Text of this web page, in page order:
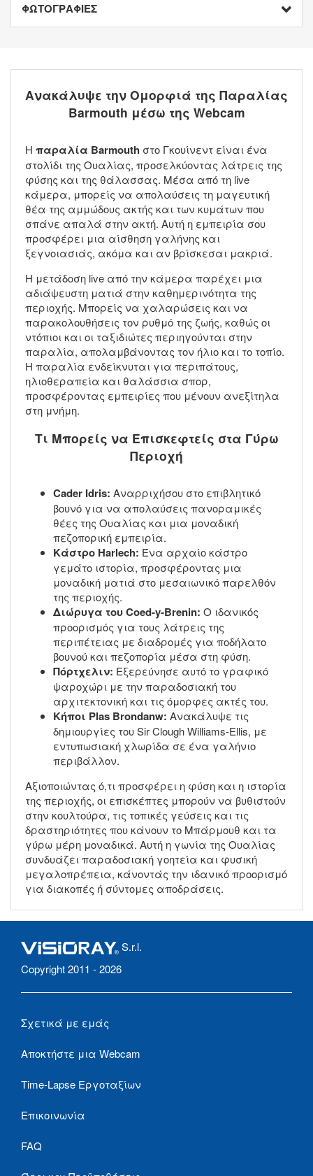
ΦΩΤΟΓΡΑΦΙΕΣ
Ανακάλυψε την Ομορφιά της Παραλίας
Barmouth μέσω της Webcam
Η παραλία Barmouth στο Γκουίνεντ είναι ένα
στολίδι της Ουαλίας, προσελκύοντας λάτρεις της
φύσης και της θάλασσας. Μέσα από τη live
κάμερα, μπορείς να απολαύσεις τη μαγευτική
θέα της αμμώδους ακτής και των κυμάτων που
σπάνε απαλά στην ακτή. Αυτή η εμπειρία σου
προσφέρει μια αίσθηση γαλήνης και
ξεγνοιασιάς, ακόμα και αν βρίσκεσαι μακριά.
Η μετάδοση live από την κάμερα παρέχει μια
αδιάψευστη ματιά στην καθημερινότητα της
περιοχής. Μπορείς να χαλαρώσεις και να
παρακολουθήσεις τον ρυθμό της ζωής, καθώς οι
ντόπιοι και οι ταξιδιώτες περιηγούνται στην
παραλία, απολαμβάνοντας τον ήλιο και το τοπίο.
Η παραλία ενδείκνυται για περιπάτους,
ηλιοθεραπεία και θαλάσσια σπορ,
προσφέροντας εμπειρίες που μένουν ανεξίτηλα
στη μνήμη.
Τι Μπορείς να Επισκεφτείς στα Γύρω
Περιοχή
Cader Idris: Αναρριχήσου στο επιβλητικό
βουνό για να απολαύσεις πανοραμικές
θέες της Ουαλίας και μια μοναδική
πεζοπορική εμπειρία.
Κάστρο Harlech: Ένα αρχαίο κάστρο
γεμάτο ιστορία, προσφέροντας μια
μοναδική ματιά στο μεσαιωνικό παρελθόν
της περιοχής.
Διώρυγα του Coed-y-Brenin: Ο ιδανικός
προορισμός για τους λάτρεις της
περιπέτειας με διαδρομές για ποδήλατο
βουνού και πεζοπορία μέσα στη φύση.
Πόρτχελιν: Εξερεύνησε αυτό το γραφικό
ψαροχώρι με την παραδοσιακή του
αρχιτεκτονική και τις όμορφες ακτές του.
Κήποι Plas Brondanw: Ανακάλυψε τις
δημιουργίες του Sir Clough Williams-Ellis, με
εντυπωσιακή χλωρίδα σε ένα γαλήνιο
περιβάλλον.
Αξιοποιώντας ό,τι προσφέρει η φύση και η ιστορία
της περιοχής, οι επισκέπτες μπορούν να βυθιστούν
στην κουλτούρα, τις τοπικές γεύσεις και τις
δραστηριότητες που κάνουν το Μπάρμουθ και τα
γύρω μέρη μοναδικά. Αυτή η γωνία της Ουαλίας
συνδυάζει παραδοσιακή γοητεία και φυσική
μεγαλοπρέπεια, κάνοντάς την ιδανικό προορισμό
για διακοπές ή σύντομες αποδράσεις.
S.r.l.
Copyright 2011 - 2026
Σχετικά με εμάς
Αποκτήστε μια Webcam
Time-Lapse Εργοταξίων
Επικοινωνία
FAQ